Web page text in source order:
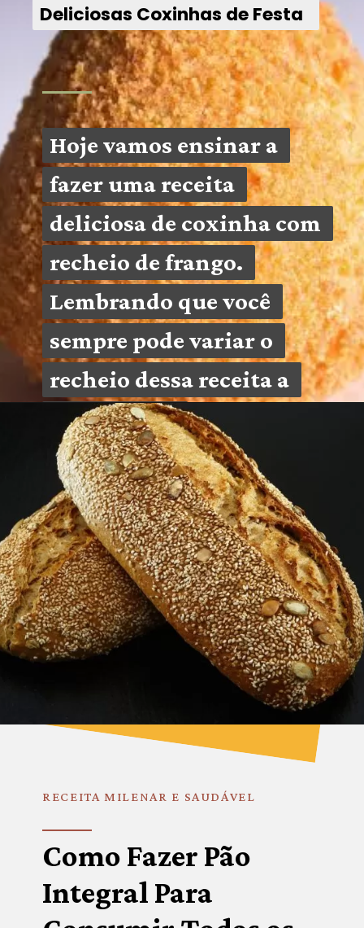
Deliciosas Coxinhas de Festa
Hoje vamos ensinar a
fazer uma receita
deliciosa de coxinha com
recheio de frango.
Lembrando que você
sempre pode variar o
recheio dessa receita a
sua escolha.
Hoje vamos ensinar a
fazer uma receita
deliciosa de coxinha com
recheio de frango.
Lembrando que você
sempre pode variar o
recheio dessa receita a
sua escolha.
RECEITA MILENAR E SAUDÁVEL
Como Fazer Pão
Integral Para